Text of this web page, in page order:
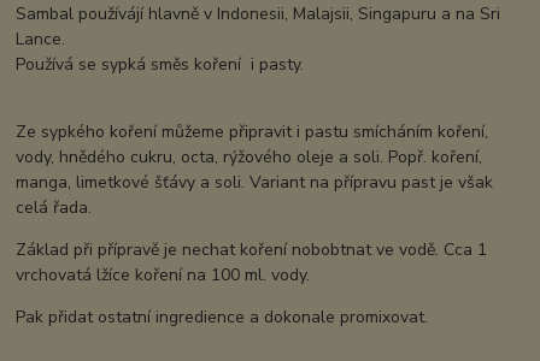
Sambal používájí hlavně v Indonesii, Malajsii, Singapuru a na Sri
Lance.
Používá se sypká směs koření i pasty.
Ze sypkého koření můžeme připravit i pastu smícháním koření,
vody, hnědého cukru, octa, rýžového oleje a soli. Popř. koření,
manga, limetkové šťávy a soli. Variant na přípravu past je však
celá řada.
Základ při přípravě je nechat koření nobobtnat ve vodě. Cca 1
vrchovatá lžíce koření na 100 ml. vody.
Pak přidat ostatní ingredience a dokonale promixovat.